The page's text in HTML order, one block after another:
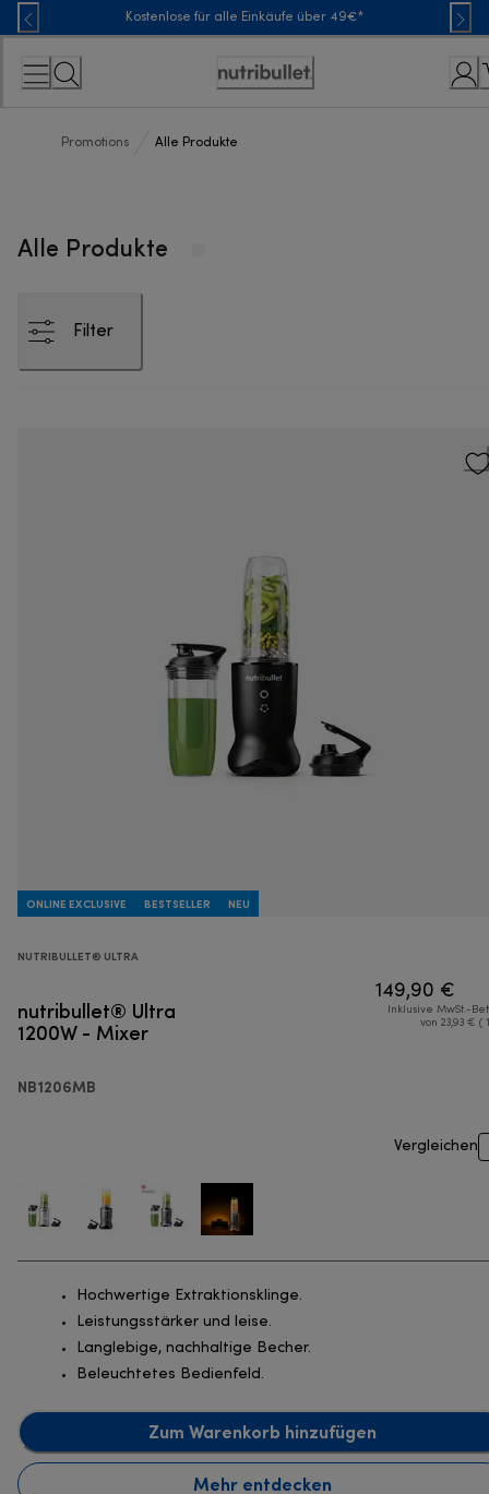
Skip
to
Content
Kostenlose für alle Einkäufe über 49€*
Erklärung
Zugänglichkeit
Promotions Alle Produkte
Alle Produkte
Filter
ONLINE EXCLUSIVE BESTSELLER NEU
NUTRIBULLET® ULTRA
nutribullet® Ultra
1200W - Mixer
NB1206MB
149,90 €
Inklusive MwSt.-
von 23,93 € (
Vergleichen
Hochwertige Extraktionsklinge.
Leistungsstärker und leise.
Langlebige, nachhaltige Becher.
Beleuchtetes Bedienfeld.
Zum Warenkorb hinzufügen
Mehr entdecken